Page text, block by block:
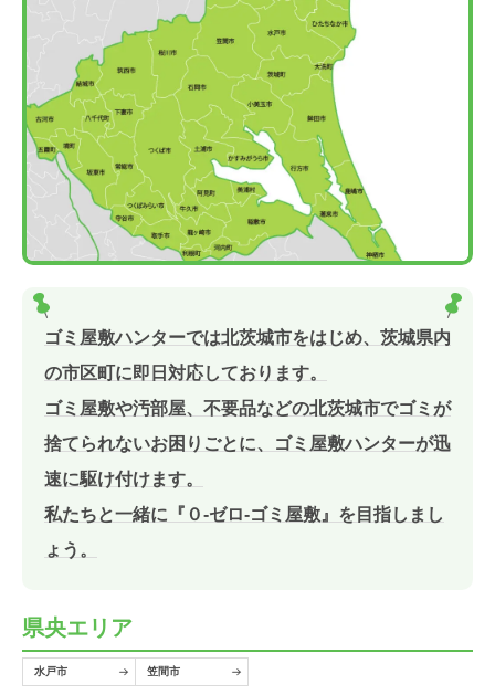
ゴミ屋敷ハンターでは北茨城市をはじめ、茨城県内
の市区町に即日対応しております。
ゴミ屋敷や汚部屋、不要品などの北茨城市でゴミが
捨てられないお困りごとに、ゴミ屋敷ハンターが迅
速に駆け付けます。
私たちと一緒に『０-ゼロ-ゴミ屋敷』を目指しまし
ょう。
県央エリア
水戸市 笠間市